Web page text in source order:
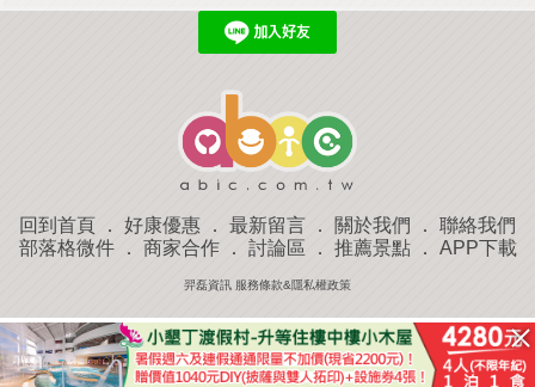
回到首頁 ． 好康優惠 ． 最新留言 ． 關於我們 ． 聯絡我們
部落格微件． 商家合作． 討論區 ． 推薦景點． APP下載
羿磊資訊 服務條款&隱私權政策